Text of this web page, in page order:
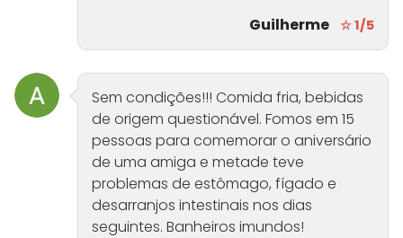
Guilherme ☆ 1/5
Sem condições!!! Comida fria, bebidas
de origem questionável. Fomos em 15
pessoas para comemorar o aniversário
de uma amiga e metade teve
problemas de estômago, fígado e
desarranjos intestinais nos dias
seguintes. Banheiros imundos!